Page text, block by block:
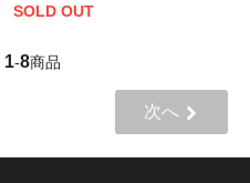
SOLD OUT
1-8商品
次へ